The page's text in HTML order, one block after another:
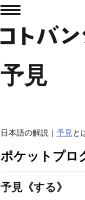
予見
日本語の解説｜ 予見と
ポケットプロ
予見《する》